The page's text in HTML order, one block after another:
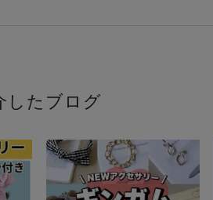
したブログ